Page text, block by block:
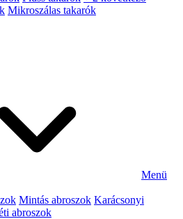
Mikroszálas takarók
Menü
Mintás abroszok Karácsonyi
abroszok